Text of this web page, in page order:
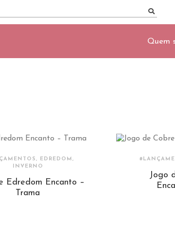
Quem
EDREDOM,
INVERNO
Edredom Encanto –
Trama
Jogo